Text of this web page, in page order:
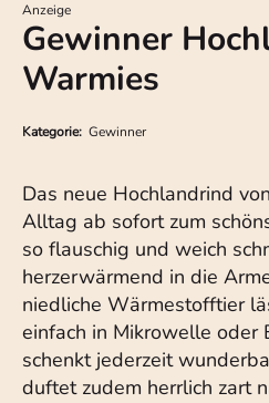
Anzeige
Gewinner
Warmies
Kategorie: Gewinner
Das neue Hochlandrind
Alltag ab sofort zum
so flauschig und weich
herzerwärmend in die
niedliche Wärmestofftier
einfach in Mikrowelle oder
schenkt jederzeit
duftet zudem herrlich zart